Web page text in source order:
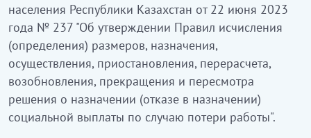
населения Республики Казахстан от 22 июня 2023
года № 237 "Об утверждении Правил исчисления
(определения) размеров, назначения,
осуществления, приостановления, перерасчета,
возобновления, прекращения и пересмотра
решения о назначении (отказе в назначении)
социальной выплаты по случаю потери работы".